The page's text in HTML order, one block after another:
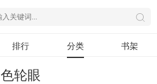
排行 分类 书架
色轮眼